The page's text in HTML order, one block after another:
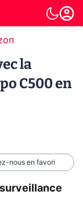
la
C500 en
nous en favori